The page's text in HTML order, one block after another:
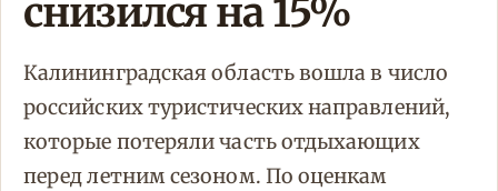
снизился на 15%
Калининградская область вошла в число
российских туристических направлений,
которые потеряли часть отдыхающих
перед летним сезоном. По оценкам